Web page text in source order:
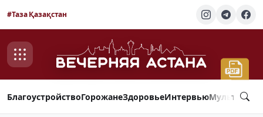
#Таза Қазақстан
БлагоустройствоГорожанеЗдоровьеИнтервью